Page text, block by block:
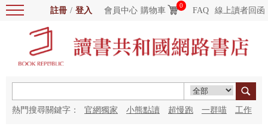
註冊 / 登入 會員中心 購物車
0
FAQ 線上讀者回函
熱門搜尋關鍵字： 官網獨家 小熊點讀 超慢跑 一群喵 工作